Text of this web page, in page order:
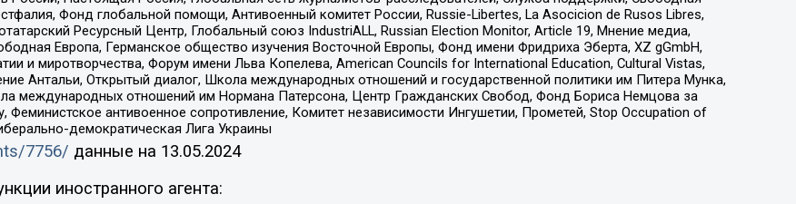
Фонд глобальной помощи, Антивоенный комитет России, Russie-Libertes, La Asocicion de Rusos Libres,
Ресурсный Центр, Глобальный союз IndustriALL, Russian Election Monitor, Article 19, Мнение медиа,
Европа, Германское общество изучения Восточной Европы, Фонд имени Фридриха Эберта, XZ gGmbH,
и миротворчества, Форум имени Льва Копелева, American Councils for International Education, Cultural Vistas,
Антальи, Открытый диалог, Школа международных отношений и государственной политики им Питера Мунка,
международных отношений им Нормана Патерсона, Центр Гражданских Свобод, Фонд Бориса Немцова за
антивоенное сопротивление, Комитет независимости Ингушетии, Прометей, Stop Occupation of
демократическая Лига Украины
7756/ данные на 13.05.2024
иностранного агента: